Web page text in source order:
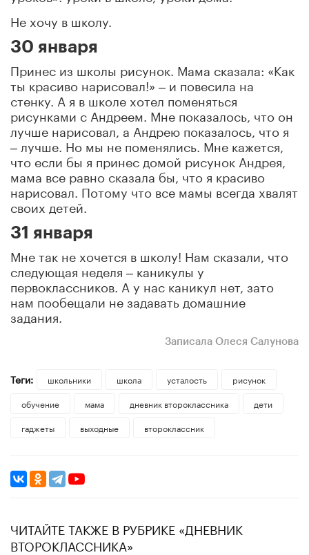
Не хочу в школу.
30 января
Принес из школы рисунок. Мама сказала: «Как
ты красиво нарисовал!» ‒ и повесила на
стенку. А я в школе хотел поменяться
рисунками с Андреем. Мне показалось, что он
лучше нарисовал, а Андрею показалось, что я
‒ лучше. Но мы не поменялись. Мне кажется,
что если бы я принес домой рисунок Андрея,
мама все равно сказала бы, что я красиво
нарисовал. Потому что все мамы всегда хвалят
своих детей.
31 января
Мне так не хочется в школу! Нам сказали, что
следующая неделя ‒ каникулы у
первоклассников. А у нас каникул нет, зато
нам пообещали не задавать домашние
задания.
Записала Олеся Салунова
Теги: школьники школа усталость
рисунок
обучение
мама дневник второклассника
дети
гаджеты
выходные второклассник
ЧИТАЙТЕ ТАКЖЕ В РУБРИКЕ «ДНЕВНИК
ВТОРОКЛАССНИКА»